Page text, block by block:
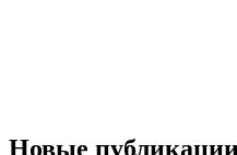
Новые